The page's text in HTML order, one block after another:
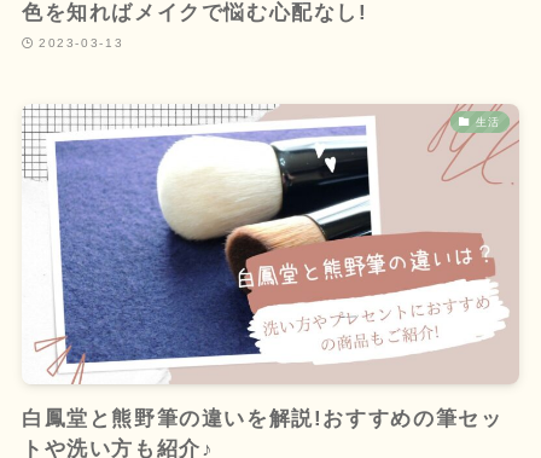
色を知ればメイクで悩む心配なし!
2023-03-13
生活
白鳳堂と熊野筆の違いを解説!おすすめの筆セッ
トや洗い方も紹介♪